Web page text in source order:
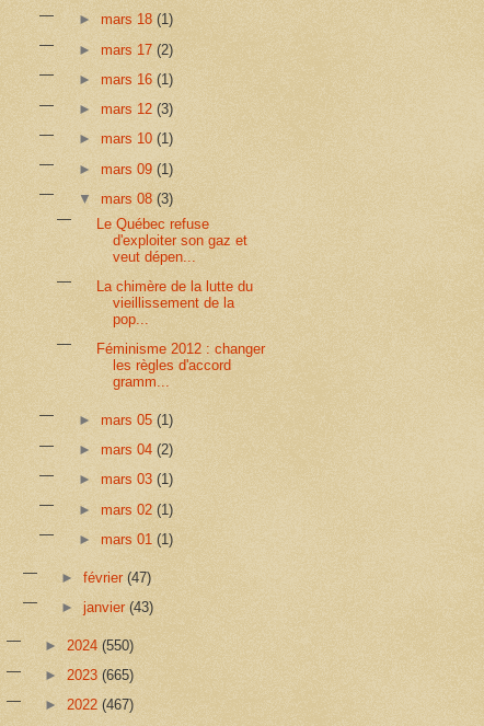
► mars 18 (1)
► mars 17 (2)
► mars 16 (1)
► mars 12 (3)
► mars 10 (1)
► mars 09 (1)
▼ mars 08 (3)
Le Québec refuse
d'exploiter son gaz et
veut dépen...
La chimère de la lutte du
vieillissement de la
pop...
Féminisme 2012 : changer
les règles d'accord
gramm...
► mars 05 (1)
► mars 04 (2)
► mars 03 (1)
► mars 02 (1)
► mars 01 (1)
►février(47)
► janvier(43)
► 2024 (550)
► 2023 (665)
► 2022 (467)